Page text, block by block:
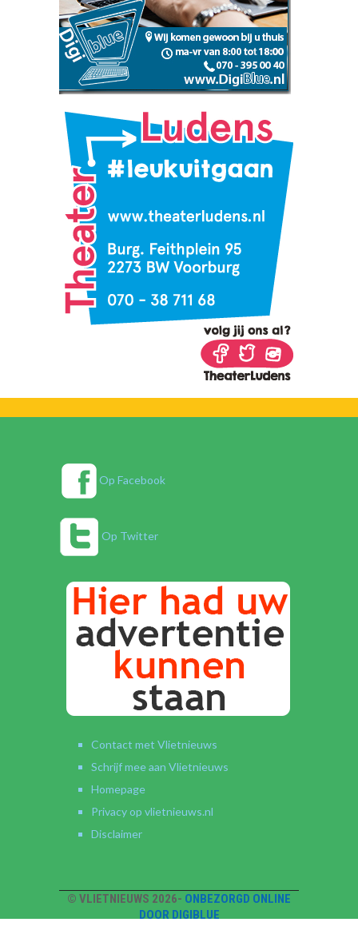
Op Facebook
Op Twitter
Contact met Vlietnieuws
Schrijf mee aan Vlietnieuws
Homepage
Privacy op vlietnieuws.nl
Disclaimer
© VLIETNIEUWS 2026- ONBEZORGD ONLINE
DOOR DIGIBLUE